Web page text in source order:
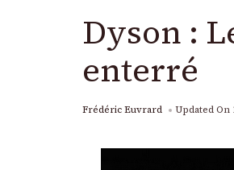
Dyson :
enterré
Frédéric Euvrard Updated On